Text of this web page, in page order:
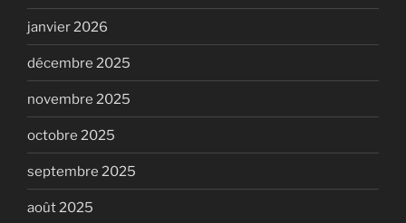
janvier 2026
décembre 2025
novembre 2025
octobre 2025
septembre 2025
août 2025